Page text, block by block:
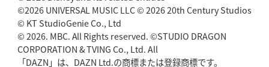
2026年4月30日(木)更新
BR東京、「ユニバーサルデー」の意義「特別からノーマルへ」が最終
ゴール
©2026 UNIVERSAL MUSIC LLC © 2026 20th Century Studios
© KT StudioGenie Co., Ltd
© 2026. MBC. All Rights reserved. ©STUDIO DRAGON
CORPORATION & TVING Co., Ltd. All
「DAZN」は、DAZN Ltd.の商標または登録商標です。